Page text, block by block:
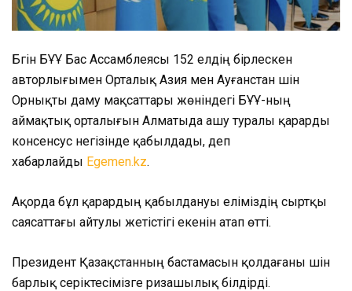
Бүгін БҰҰ Бас Ассамблеясы 152 елдің бірлескен
авторлығымен Орталық Азия мен Ауғанстан үшін
Орнықты даму мақсаттары жөніндегі БҰҰ-ның
аймақтық орталығын Алматыда ашу туралы қарарды
консенсус негізінде қабылдады, деп
хабарлайды Egemen.kz.
Ақорда бұл қарардың қабылдануы еліміздің сыртқы
саясаттағы айтулы жетістігі екенін атап өтті.
Президент Қазақстанның бастамасын қолдағаны үшін
барлық серіктесімізге ризашылық білдірді.